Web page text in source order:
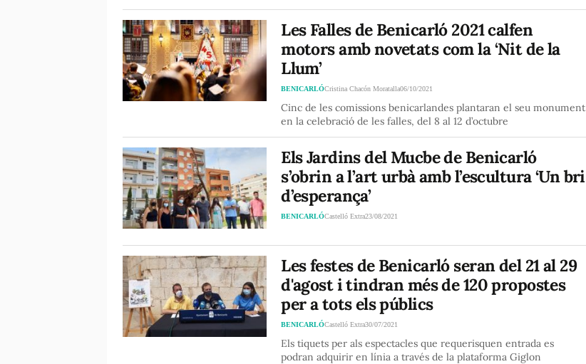
Les Falles de Benicarló 2021 calfen
motors amb novetats com la ‘Nit de la
Llum’
BENICARLÓCristina Chacón Moratalla06/10/2021
Cinc de les comissions benicarlandes plantaran el seu monument
en la celebració de les falles, del 8 al 12 d’octubre
Els Jardins del Mucbe de Benicarló
s’obrin a l’art urbà amb l’escultura ‘Un bri
d’esperança’
BENICARLÓCastelló Extra23/08/2021
Les festes de Benicarló seran del 21 al 29
d'agost i tindran més de 120 propostes
per a tots els públics
BENICARLÓCastelló Extra30/07/2021
Els tiquets per als espectacles que requerisquen entrada es
podran adquirir en línia a través de la plataforma Giglon